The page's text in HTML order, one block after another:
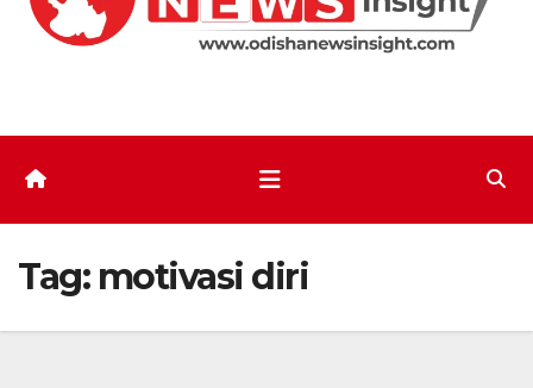
Tag: motivasi diri